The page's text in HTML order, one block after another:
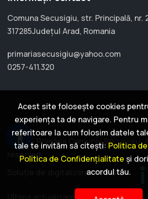
accessibility
Comuna Secusigiu, str. Principală, nr.
317285Județul Arad, Romania
primariasecusigiu@yahoo.com
0257-411.320
© 2024 Primăria Comunei Secusigiu.
reserved.
Soluție de digitalizare oferită de
Acest site folosește cookies
experiența ta de navigare. Pentru
referitoare la cum folosim datele
tale te invităm să citești: Politica
Politica de Confidențialitate și
acordul tău.